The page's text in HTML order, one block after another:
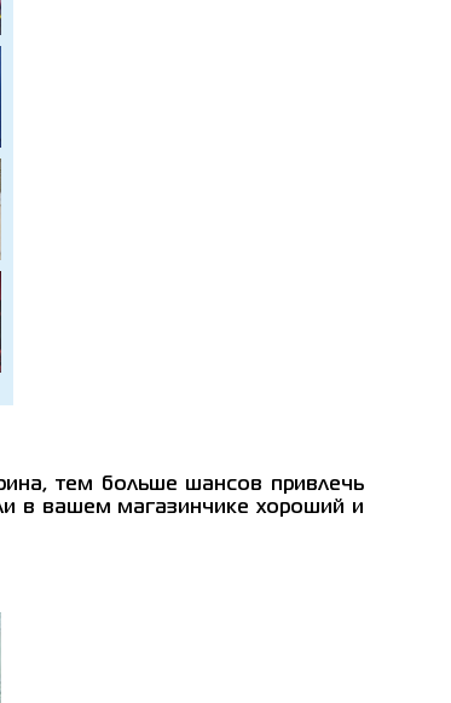
тем больше шансов привлечь
в вашем магазинчике хороший и